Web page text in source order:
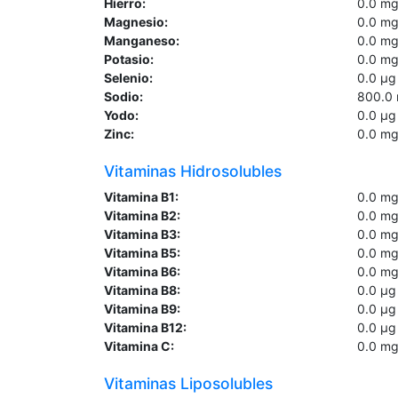
Hierro:
0.0 mg
Magnesio:
0.0 mg
Manganeso:
0.0 mg
Potasio:
0.0 mg
Selenio:
0.0 µg
Sodio:
800.0
Yodo:
0.0 µg
Zinc:
0.0 mg
Vitaminas Hidrosolubles
Vitamina B1: 0.0 mg
Vitamina B2:
0.0 mg
Vitamina B3:
0.0 mg
Vitamina B5:
0.0 mg
Vitamina B6:
0.0 mg
Vitamina B8:
0.0 µg
Vitamina B9:
0.0 µg
Vitamina B12:
0.0 µg
Vitamina C:
0.0 mg
Vitaminas Liposolubles